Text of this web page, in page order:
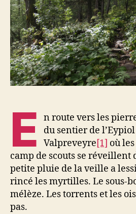
E
n route vers les
du sentier de
Valpreveyre[1] où
camp de scouts se réveillent
petite pluie de la veille a
rincé les myrtilles. Le sous-
mélèze. Les torrents et les
pas.